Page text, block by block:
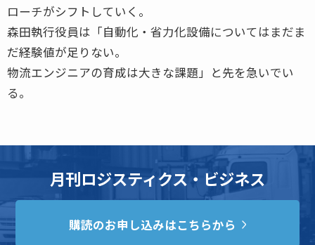
ローチがシフトしていく。
森田執行役員は「自動化・省力化設備についてはまだま
だ経験値が足りない。
物流エンジニアの育成は大きな課題」と先を急いでい
る。
月刊ロジスティクス・ビジネス
購読のお申し込みはこちらから